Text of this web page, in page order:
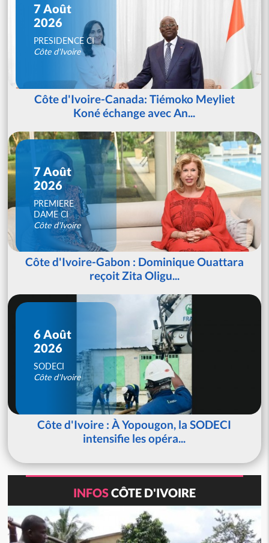
7 Août
2026
PRESIDENCE CI
Côte d'Ivoire
Côte d'Ivoire-Canada: Tiémoko Meyliet
Koné échange avec An...
7 Août
2026
PREMIERE
DAME CI
Côte d'Ivoire
Côte d'Ivoire-Gabon : Dominique Ouattara
reçoit Zita Oligu...
6 Août
2026
SODECI
Côte d'Ivoire
Côte d'Ivoire : À Yopougon, la SODECI
intensifie les opéra...
INFOSCÔTE D'IVOIRE